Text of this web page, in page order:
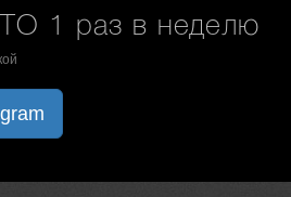
1 раз в неделю